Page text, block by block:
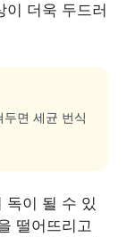
이 더욱 두드러
면 세균 번식
독이 될 수 있
떨어뜨리고